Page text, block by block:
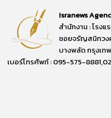
Isranews
สำนักงาน : โรงแ
ซอยจรัญสนิทวง
บางพลัด กรุงเท
เบอร์โทรศัพท์ : 095-575-